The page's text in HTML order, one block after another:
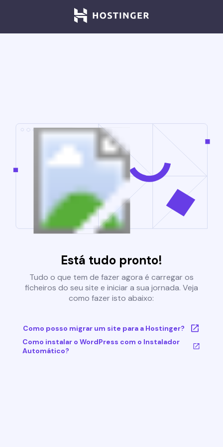
Está tudo pronto!
Tudo o que tem de fazer agora é carregar os
ficheiros do seu site e iniciar a sua jornada. Veja
como fazer isto abaixo:
Como posso migrar um site para a Hostinger?
Como instalar o WordPress com o Instalador
Automático?